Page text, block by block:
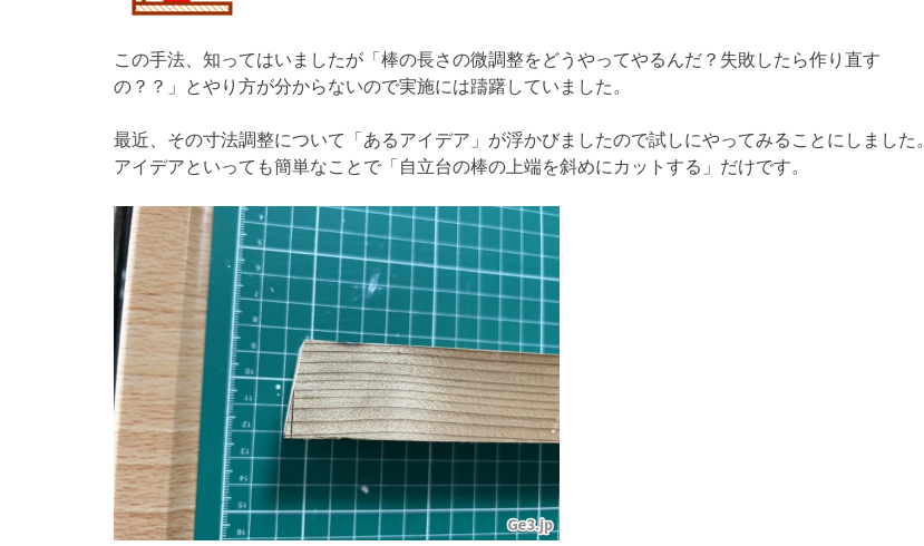
この手法、知ってはいましたが「棒の長さの微調整をどうやってやるんだ？失敗したら作り直す
の？？」とやり方が分からないので実施には躊躇していました。
最近、その寸法調整について「あるアイデア」が浮かびましたので試しにやってみることにしました。
アイデアといっても簡単なことで「自立台の棒の上端を斜めにカットする」だけです。